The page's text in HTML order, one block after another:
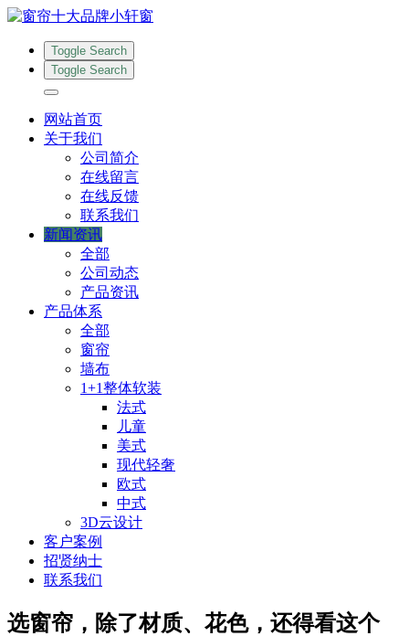
Toggle Search
Toggle Search
网站首页
关于我们
公司简介
在线留言
在线反馈
联系我们
新闻资讯
全部
公司动态
产品资讯
产品体系
全部
窗帘
墙布
1+1整体软装
法式
儿童
美式
现代轻奢
欧式
中式
3D云设计
客户案例
招贤纳士
联系我们
选窗帘，除了材质、花色，还得看这个